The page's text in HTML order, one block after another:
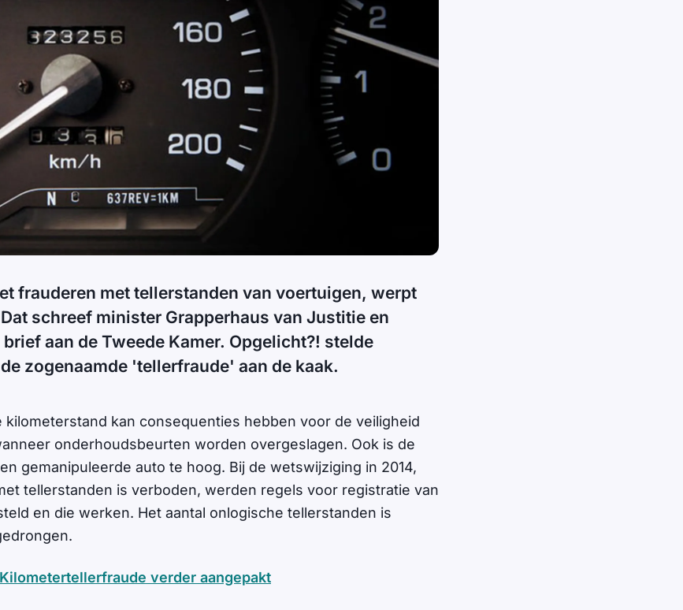
frauderen met tellerstanden van voertuigen, werpt
schreef minister Grapperhaus van Justitie en
aan de Tweede Kamer. Opgelicht?! stelde
zogenaamde 'tellerfraude' aan de kaak.
kilometerstand kan consequenties hebben voor de veiligheid
onderhoudsbeurten worden overgeslagen. Ook is de
gemanipuleerde auto te hoog. Bij de wetswijziging in 2014,
tellerstanden is verboden, werden regels voor registratie van
en die werken. Het aantal onlogische tellerstanden is
verder aangepakt